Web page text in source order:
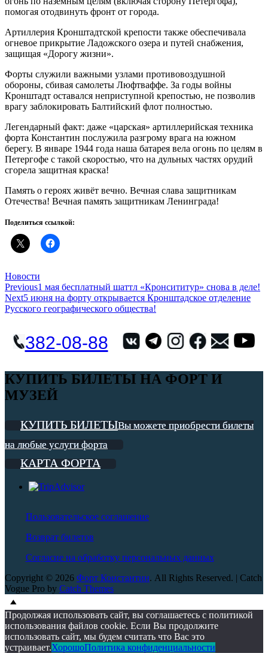
помогая отодвинуть фронт от города.
Артиллерия Кронштадтской крепости также обеспечивала
огневое прикрытие Ладожского озера и путей снабжения,
защищая «Дорогу жизни».
Форты служили важными узлами противовоздушной
обороны, сбивая самолеты Люфтваффе. За годы войны
Кронштадт оставался неприступной крепостью, не позволив
врагу заблокировать Балтийский флот полностью.
Легендарный факт: даже «царская» артиллерийская техника
форта Константин послужила разгрому врага на южном
берегу. В январе 1944 года наша батарея вела огонь по целям в
Петергофе с такой скоростью, что на дульных частях орудий
сгорела защитная краска!
Память о героях живёт вечно. Вечная слава защитникам
Отечества! Вечная память защитникам Ленинграда!
Поделиться ссылкой:
Categories
Новости
Навигация
по
Previous1 мая бесплатный шаттл «Кронсититур» снова в деле!
Next5 июня на форту открывается Кронштадское отделение
Русского географического общества!
382-08-88
КУПИТЬ БИЛЕТЫ НА ФОРТ И
МУЗЕЙ
КУПИТЬ БИЛЕТЫВы можете приобрести билеты
на любые услуги форта
КАРТА ФОРТА
Пользовательское соглашение
Возврат билетов
Согласие на обработку персональных данных
Copyright © 2026 Форт Константин. All Rights Reserved. | Catch
Vogue Pro by Catch Themes
Scroll
Up Up
Продолжая использовать сайт, вы соглашаетесь с политикой
использования файлов cookie. Если Вы продолжите
использовать сайт, мы будем считать что Вас это
устраивает.ХорошоПолитика конфиденциальности